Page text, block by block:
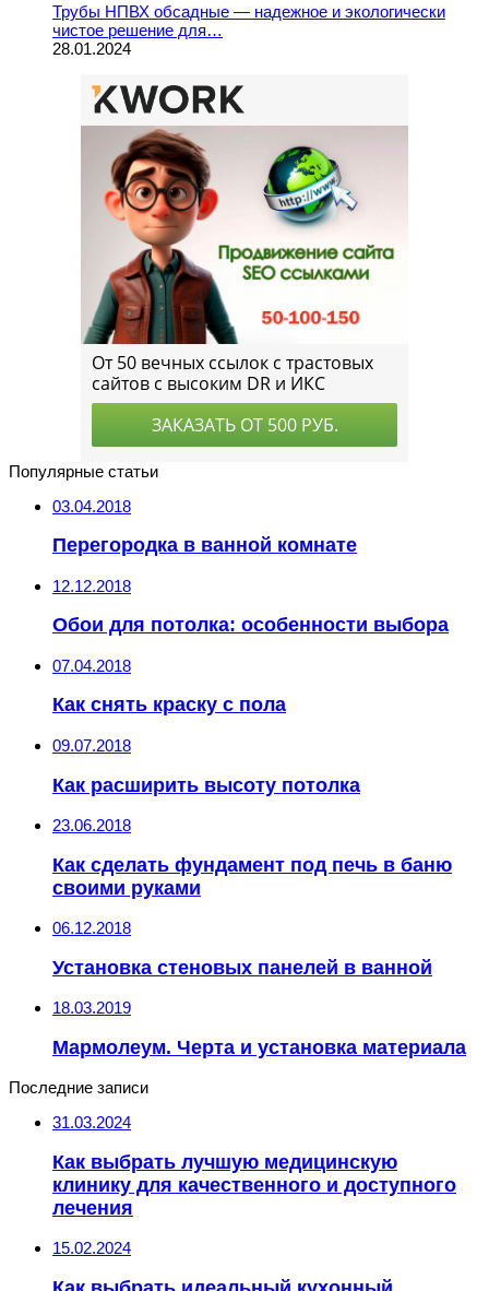
Трубы НПВХ обсадные — надежное и экологически
чистое решение для…
28.01.2024
Популярные статьи
03.04.2018
Перегородка в ванной комнате
12.12.2018
Обои для потолка: особенности выбора
07.04.2018
Как снять краску с пола
09.07.2018
Как расширить высоту потолка
23.06.2018
Как сделать фундамент под печь в баню
своими руками
06.12.2018
Установка стеновых панелей в ванной
18.03.2019
Мармолеум. Черта и установка материала
Последние записи
31.03.2024
Как выбрать лучшую медицинскую
клинику для качественного и доступного
лечения
15.02.2024